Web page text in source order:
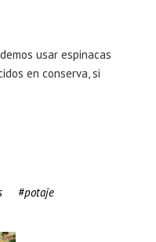
usar espinacas
en conserva, si
potaje